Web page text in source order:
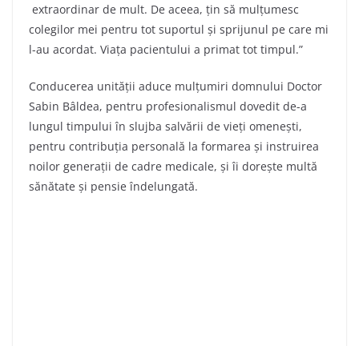
extraordinar de mult. De aceea, țin să mulțumesc
colegilor mei pentru tot suportul și sprijunul pe care mi
l-au acordat. Viața pacientului a primat tot timpul.”
Conducerea unității aduce mulțumiri domnului Doctor
Sabin Bâldea, pentru profesionalismul dovedit de-a
lungul timpului în slujba salvării de vieți omenești,
pentru contribuția personală la formarea și instruirea
noilor generații de cadre medicale, și îi dorește multă
sănătate și pensie îndelungată.